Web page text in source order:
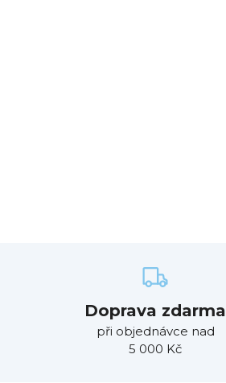
Doprava zdarma
při objednávce nad
5 000 Kč